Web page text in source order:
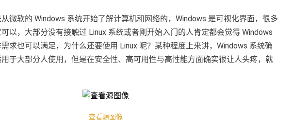
微软的 Windows 系统开始了解计算机和网络的，Windows 是可视化界面，很多
以，大部分没有接触过 Linux 系统或者刚开始入门的人肯定都会觉得 Windows
求也可以满足，为什么还要使用 Linux 呢？某种程度上来讲，Windows 系统确
于大部分人使用，但是在安全性、高可用性与高性能方面确实很让人头疼，就
查看源图像